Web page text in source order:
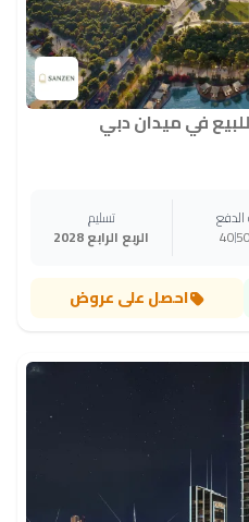
في ميدان دبي
50
40
تسليم
الربع الرابع 2028
احصل على عروض